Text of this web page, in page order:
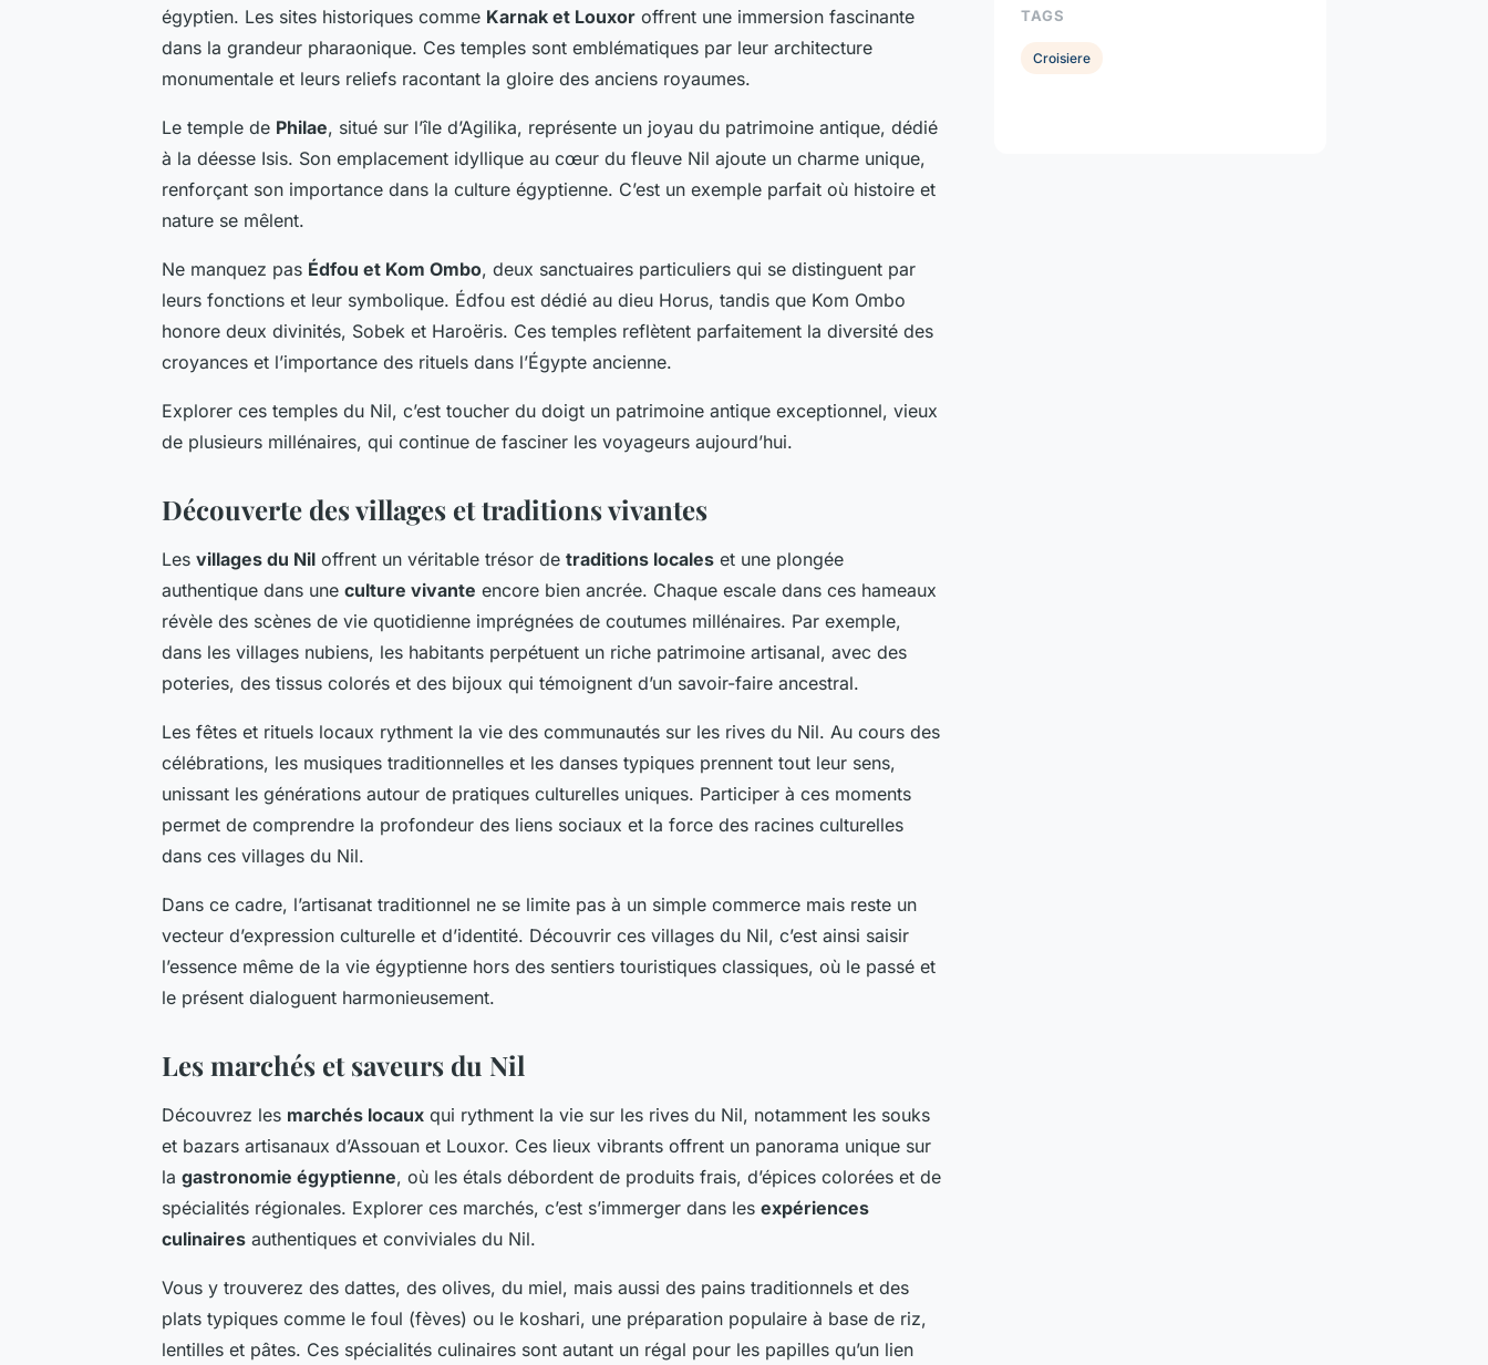
égyptien. Les sites historiques comme Karnak et Louxor offrent une immersion fascinante
dans la grandeur pharaonique. Ces temples sont emblématiques par leur architecture
monumentale et leurs reliefs racontant la gloire des anciens royaumes.
Le temple de Philae, situé sur l’île d’Agilika, représente un joyau du patrimoine antique, dédié
à la déesse Isis. Son emplacement idyllique au cœur du fleuve Nil ajoute un charme unique,
renforçant son importance dans la culture égyptienne. C’est un exemple parfait où histoire et
nature se mêlent.
Ne manquez pas Édfou et Kom Ombo, deux sanctuaires particuliers qui se distinguent par
leurs fonctions et leur symbolique. Édfou est dédié au dieu Horus, tandis que Kom Ombo
honore deux divinités, Sobek et Haroëris. Ces temples reflètent parfaitement la diversité des
croyances et l’importance des rituels dans l’Égypte ancienne.
Explorer ces temples du Nil, c’est toucher du doigt un patrimoine antique exceptionnel, vieux
de plusieurs millénaires, qui continue de fasciner les voyageurs aujourd’hui.
Découverte des villages et traditions vivantes
Les villages du Nil offrent un véritable trésor de traditions locales et une plongée
authentique dans une culture vivante encore bien ancrée. Chaque escale dans ces hameaux
révèle des scènes de vie quotidienne imprégnées de coutumes millénaires. Par exemple,
dans les villages nubiens, les habitants perpétuent un riche patrimoine artisanal, avec des
poteries, des tissus colorés et des bijoux qui témoignent d’un savoir-faire ancestral.
Les fêtes et rituels locaux rythment la vie des communautés sur les rives du Nil. Au cours des
célébrations, les musiques traditionnelles et les danses typiques prennent tout leur sens,
unissant les générations autour de pratiques culturelles uniques. Participer à ces moments
permet de comprendre la profondeur des liens sociaux et la force des racines culturelles
dans ces villages du Nil.
Dans ce cadre, l’artisanat traditionnel ne se limite pas à un simple commerce mais reste un
vecteur d’expression culturelle et d’identité. Découvrir ces villages du Nil, c’est ainsi saisir
l’essence même de la vie égyptienne hors des sentiers touristiques classiques, où le passé et
le présent dialoguent harmonieusement.
Les marchés et saveurs du Nil
Découvrez les marchés locaux qui rythment la vie sur les rives du Nil, notamment les souks
et bazars artisanaux d’Assouan et Louxor. Ces lieux vibrants offrent un panorama unique sur
la gastronomie égyptienne, où les étals débordent de produits frais, d’épices colorées et de
spécialités régionales. Explorer ces marchés, c’est s’immerger dans les expériences
culinaires authentiques et conviviales du Nil.
Vous y trouverez des dattes, des olives, du miel, mais aussi des pains traditionnels et des
plats typiques comme le foul (fèves) ou le koshari, une préparation populaire à base de riz,
lentilles et pâtes. Ces spécialités culinaires sont autant un régal pour les papilles qu’un lien
TAGS
Croisiere